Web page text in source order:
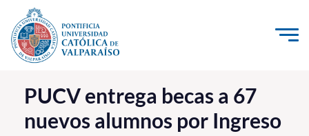
Click acá para ir directamente al contenido
La Universidad
Investigación, Creación e Innovación
PUCV entrega becas a 67
nuevos alumnos por Ingreso